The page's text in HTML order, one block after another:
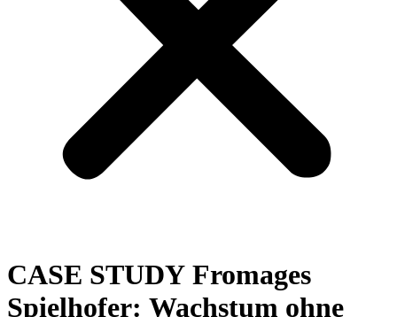
CASE STUDY Fromages
Spielhofer: Wachstum ohne